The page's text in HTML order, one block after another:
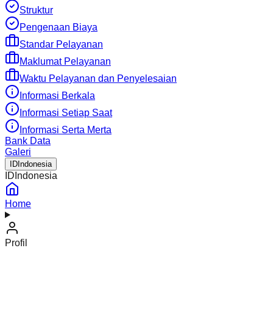
Struktur
Pengenaan Biaya
Standar Pelayanan
Maklumat Pelayanan
Waktu Pelayanan dan Penyelesaian
Informasi Berkala
Informasi Setiap Saat
Informasi Serta Merta
Bank Data
Galeri
ID Indonesia
ID Indonesia
Home
Profil